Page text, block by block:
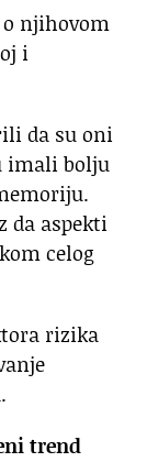
njihovom
i
da su oni
imali bolju
da aspekti
celog
rizika
trend